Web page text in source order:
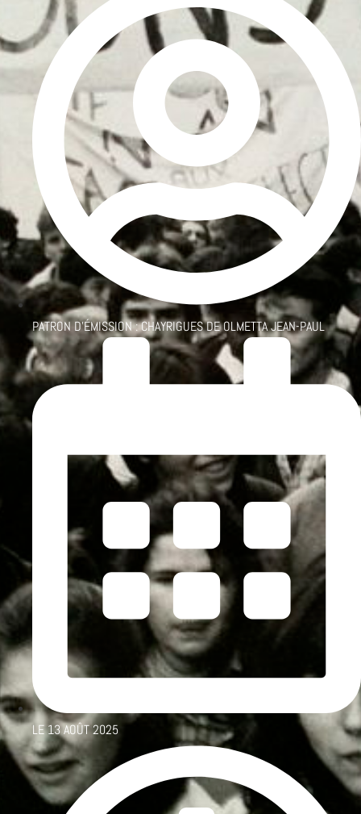
PATRON D'ÉMISSION :CHAYRIGUES DE OLMETTA JEAN-PAUL
LE13 AOÛT 2025